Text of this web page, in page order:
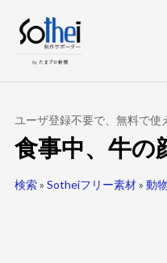
ユーザ登録不要で、無料で使
食事中、牛の
検索» Sotheiフリー素材» 動物